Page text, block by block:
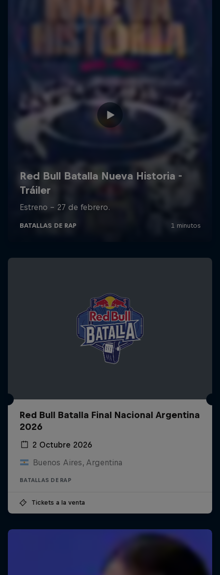
Red Bull Batalla Final Nacional Argentina
2026
2 Octubre 2026
Buenos Aires, Argentina
BATALLAS DE RAP
Tickets a la venta